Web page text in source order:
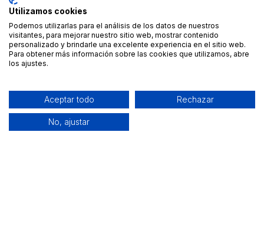
Utilizamos cookies
Podemos utilizarlas para el análisis de los datos de nuestros
visitantes, para mejorar nuestro sitio web, mostrar contenido
personalizado y brindarle una excelente experiencia en el sitio web.
Para obtener más información sobre las cookies que utilizamos, abre
los ajustes.
Aceptar todo Rechazar
No, ajustar